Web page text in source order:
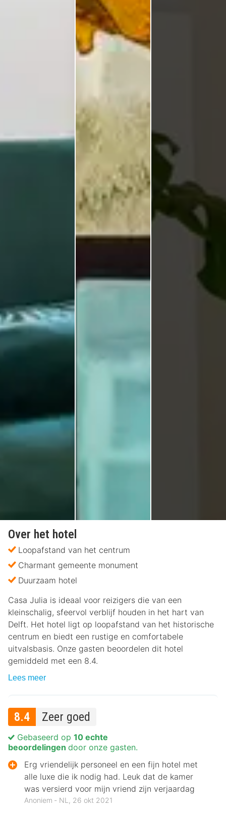
Over het hotel
Loopafstand van het centrum
Charmant gemeente monument
Duurzaam hotel
Casa Julia is ideaal voor reizigers die van een
kleinschalig, sfeervol verblijf houden in het hart van
Delft. Het hotel ligt op loopafstand van het historische
centrum en biedt een rustige en comfortabele
uitvalsbasis. Onze gasten beoordelen dit hotel
gemiddeld met een 8.4.
Lees meer
8.4 Zeer goed
Gebaseerd op 10 echte
beoordelingen door onze gasten.
Erg vriendelijk personeel en een fijn hotel met
alle luxe die ik nodig had. Leuk dat de kamer
was versierd voor mijn vriend zijn verjaardag
Anoniem ‐ NL, 26 okt 2021